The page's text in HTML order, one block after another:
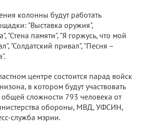
колонны будут работать
"Выставка оружия",
"Стена памяти", "Я горжусь, что мой
"Солдатский привал", "Песня –
центре состоится парад войск
в котором будут участвовать
сложности 793 человека от
обороны, МВД, УФСИН,
служба мэрии.